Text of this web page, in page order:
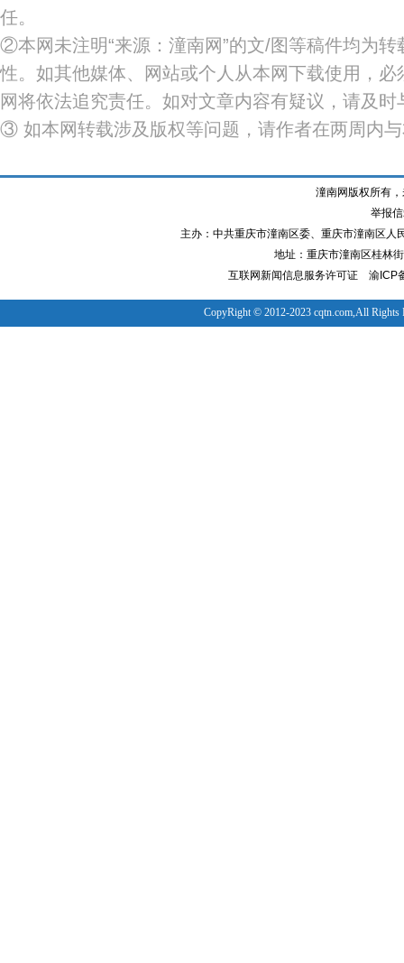
任。
②本网未注明“来源：潼南网”的文/图等稿件均为
性。如其他媒体、网站或个人从本网下载使用，
网将依法追究责任。如对文章内容有疑议，请及时
③ 如本网转载涉及版权等问题，请作者在两周内
潼南网版权所有
举报
主办：中共重庆市潼南区委、重庆市潼南区
地址：重庆市潼南区桂林
互联网新闻信息服务许可证
渝ICP
CopyRight © 2012-2023 cqtn.com,All Rights